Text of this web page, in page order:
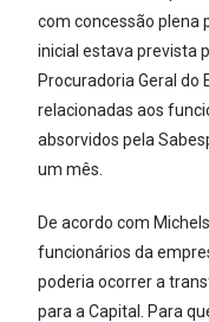
com concessão plena
inicial estava prevista
Procuradoria Geral do
relacionadas aos
absorvidos pela
um mês.
De acordo com
funcionários da
poderia ocorrer a
para a Capital. Para